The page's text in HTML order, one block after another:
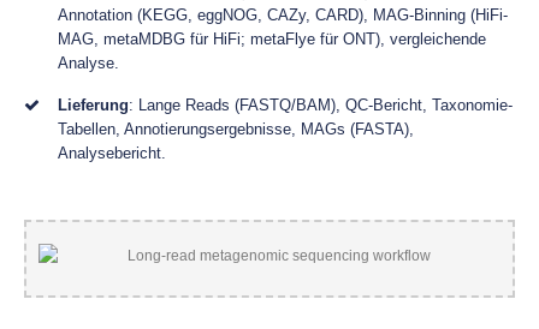
Annotation (KEGG, eggNOG, CAZy, CARD), MAG-Binning (HiFi-
MAG, metaMDBG für HiFi; metaFlye für ONT), vergleichende
Analyse.
Lieferung: Lange Reads (FASTQ/BAM), QC-Bericht, Taxonomie-
Tabellen, Annotierungsergebnisse, MAGs (FASTA),
Analysebericht.